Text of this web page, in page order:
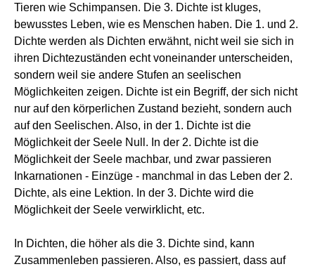
Tieren wie Schimpansen. Die 3. Dichte ist kluges,
bewusstes Leben, wie es Menschen haben. Die 1. und 2.
Dichte werden als Dichten erwähnt, nicht weil sie sich in
ihren Dichtezuständen echt voneinander unterscheiden,
sondern weil sie andere Stufen an seelischen
Möglichkeiten zeigen. Dichte ist ein Begriff, der sich nicht
nur auf den körperlichen Zustand bezieht, sondern auch
auf den Seelischen. Also, in der 1. Dichte ist die
Möglichkeit der Seele Null. In der 2. Dichte ist die
Möglichkeit der Seele machbar, und zwar passieren
Inkarnationen - Einzüge - manchmal in das Leben der 2.
Dichte, als eine Lektion. In der 3. Dichte wird die
Möglichkeit der Seele verwirklicht, etc.
In Dichten, die höher als die 3. Dichte sind, kann
Zusammenleben passieren. Also, es passiert, dass auf